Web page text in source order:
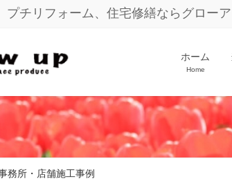
プチリフォーム、住宅修繕ならグロー
ホーム
Home
務所・店舗施工事例